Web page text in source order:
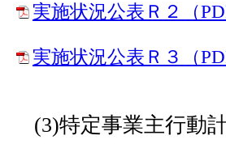
実施状況公表Ｒ２（
実施状況公表Ｒ３（
(3)特定事業主行動